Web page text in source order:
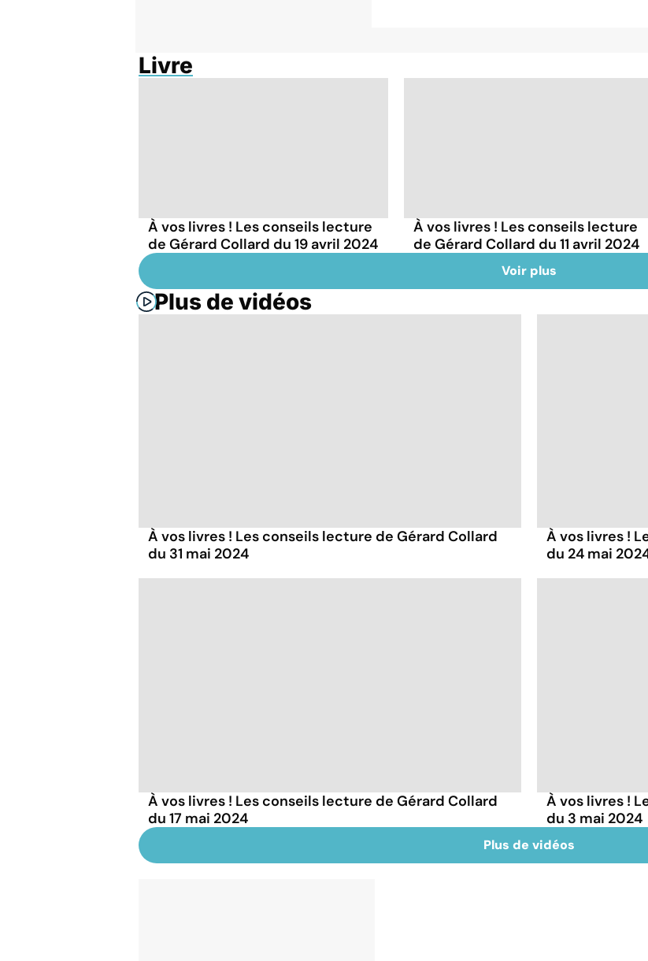
Livre
À vos livres ! Les conseils lecture
de Gérard Collard du 19 avril 2024
À vos livres ! Les conseils lecture
de Gérard Collard du 11 avril 2024
Voir plus
Plus de vidéos
À vos livres ! Les conseils lecture de Gérard Collard
du 31 mai 2024
À vos livres !
du 24 mai
À vos livres ! Les conseils lecture de Gérard Collard
du 17 mai 2024
À vos livres !
du 3 mai 2024
Plus de vidéos